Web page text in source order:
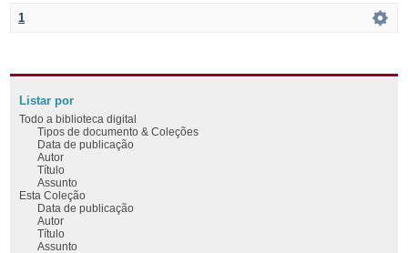
1
Listar por
Todo a biblioteca digital
Tipos de documento & Coleções
Data de publicação
Autor
Título
Assunto
Esta Coleção
Data de publicação
Autor
Título
Assunto